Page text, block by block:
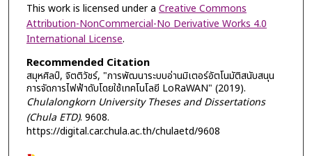
This work is licensed under a Creative Commons
Attribution-NonCommercial-No Derivative Works 4.0
International License.
Recommended Citation
สมุหศิลป์, จิตติวัชร์, "การพัฒนาระบบอ่านมิเตอร์อัตโนมัติสนับสนุน
การจัดการไฟฟ้าดับโดยใช้เทคโนโลยี LoRaWAN" (2019).
Chulalongkorn University Theses and Dissertations
(Chula ETD). 9608.
https://digital.car.chula.ac.th/chulaetd/9608